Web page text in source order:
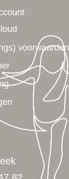
voorwaarden